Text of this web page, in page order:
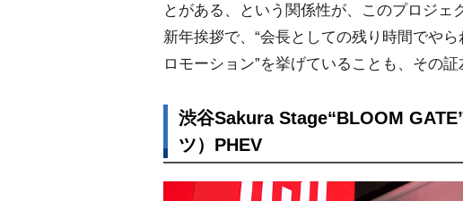
とがある、という関係性が、このプロジ
新年挨拶で、“会長としての残り時間でや
ロモーション”を挙げていることも、その
渋谷Sakura Stage“BLOOM
ツ）PHEV